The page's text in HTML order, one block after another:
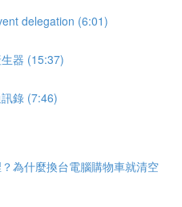
delegation (6:01)
器 (15:37)
錄 (7:46)
為什麼換台電腦購物車就清空